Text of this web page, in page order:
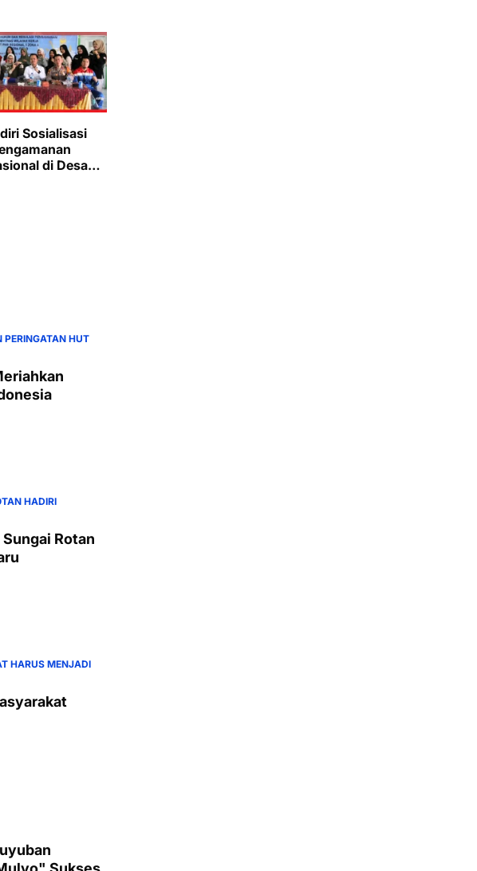
Sosialisasi
di Desa
PERINGATAN HUT
HADIRI
Rotan
HARUS MENJADI